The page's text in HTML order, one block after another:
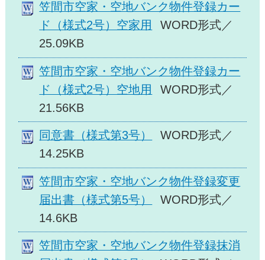
笠間市空家・空地バンク物件登録カー
ド（様式2号）空家用
WORD形式／
25.09KB
笠間市空家・空地バンク物件登録カー
ド（様式2号）空地用
WORD形式／
21.56KB
同意書（様式第3号）
WORD形式／
14.25KB
笠間市空家・空地バンク物件登録変更
届出書（様式第5号）
WORD形式／
14.6KB
笠間市空家・空地バンク物件登録抹消